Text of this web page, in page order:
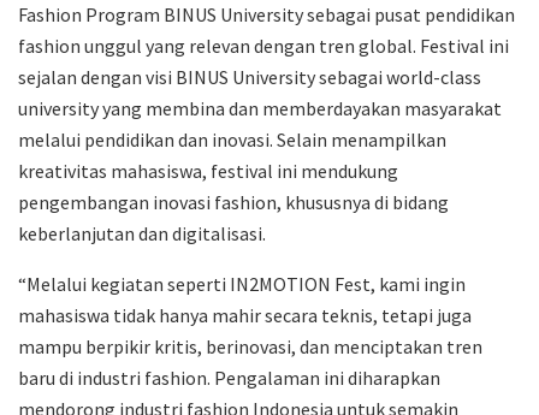
Fashion Program BINUS University sebagai pusat pendidikan
fashion unggul yang relevan dengan tren global. Festival ini
sejalan dengan visi BINUS University sebagai world-class
university yang membina dan memberdayakan masyarakat
melalui pendidikan dan inovasi. Selain menampilkan
kreativitas mahasiswa, festival ini mendukung
pengembangan inovasi fashion, khususnya di bidang
keberlanjutan dan digitalisasi.
“Melalui kegiatan seperti IN2MOTION Fest, kami ingin
mahasiswa tidak hanya mahir secara teknis, tetapi juga
mampu berpikir kritis, berinovasi, dan menciptakan tren
baru di industri fashion. Pengalaman ini diharapkan
mendorong industri fashion Indonesia untuk semakin